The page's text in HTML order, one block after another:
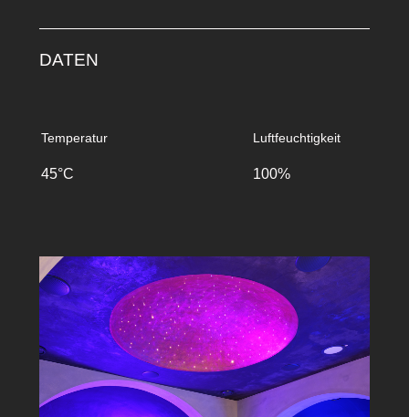
DATEN
Temperatur Luftfeuchtigkeit
45°C 100%